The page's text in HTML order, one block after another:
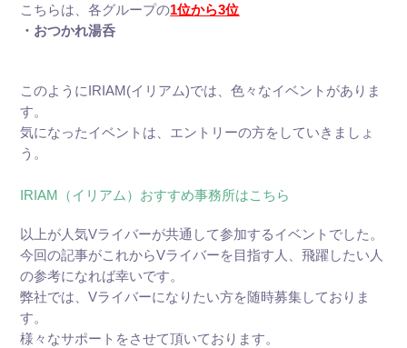
こちらは、各グループの1位から3位
・おつかれ湯呑
このようにIRIAM(イリアム)では、色々なイベントがありま
す。
気になったイベントは、エントリーの方をしていきましょ
う。
IRIAM（イリアム）おすすめ事務所はこちら
以上が人気Vライバーが共通して参加するイベントでした。
今回の記事がこれからVライバーを目指す人、飛躍したい人
の参考になれば幸いです。
弊社では、Vライバーになりたい方を随時募集しておりま
す。
様々なサポートをさせて頂いております。